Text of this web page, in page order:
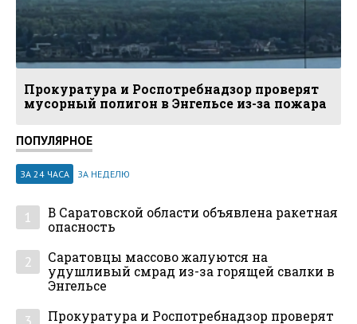
Прокуратура и Роспотребнадзор проверят
мусорный полигон в Энгельсе из-за пожара
ПОПУЛЯРНОЕ
ЗА 24 ЧАСА ЗА НЕДЕЛЮ
1
В Саратовской области объявлена ракетная
опасность
2
Саратовцы массово жалуются на
удушливый смрад из-за горящей свалки в
Энгельсе
3
Прокуратура и Роспотребнадзор проверят